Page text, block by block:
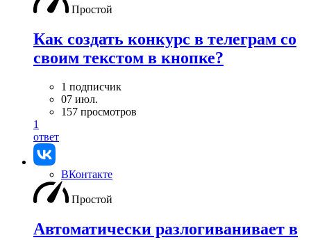
Простой
Как создать конкурс в телеграм со
своим текстом в кнопке?
1 подписчик
07 июл.
157 просмотров
1
ответ
ВКонтакте
Простой
Автоматически разлогиванивает в